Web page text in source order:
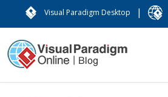
Visual Paradigm Desktop |